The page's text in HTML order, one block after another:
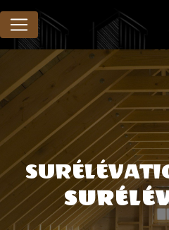
Panneau de gestion des cookies